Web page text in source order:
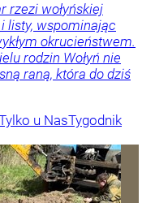
rzezi wołyńskiej
listy, wspominając
okrucieństwem.
rodzin Wołyń nie
raną, która do dziś
u NasTygodnik